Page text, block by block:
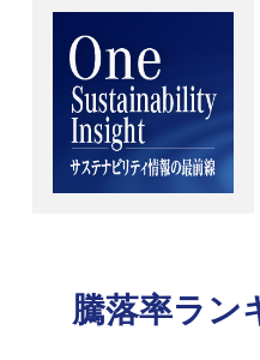
騰落率ラン